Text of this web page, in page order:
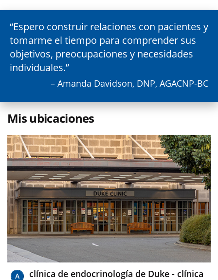
Espero construir relaciones con pacientes y
tomarme el tiempo para comprender sus
objetivos, preocupaciones y necesidades
individuales.
– Amanda Davidson, DNP, AGACNP-BC
Mis ubicaciones
clínica de endocrinología de Duke - clínica